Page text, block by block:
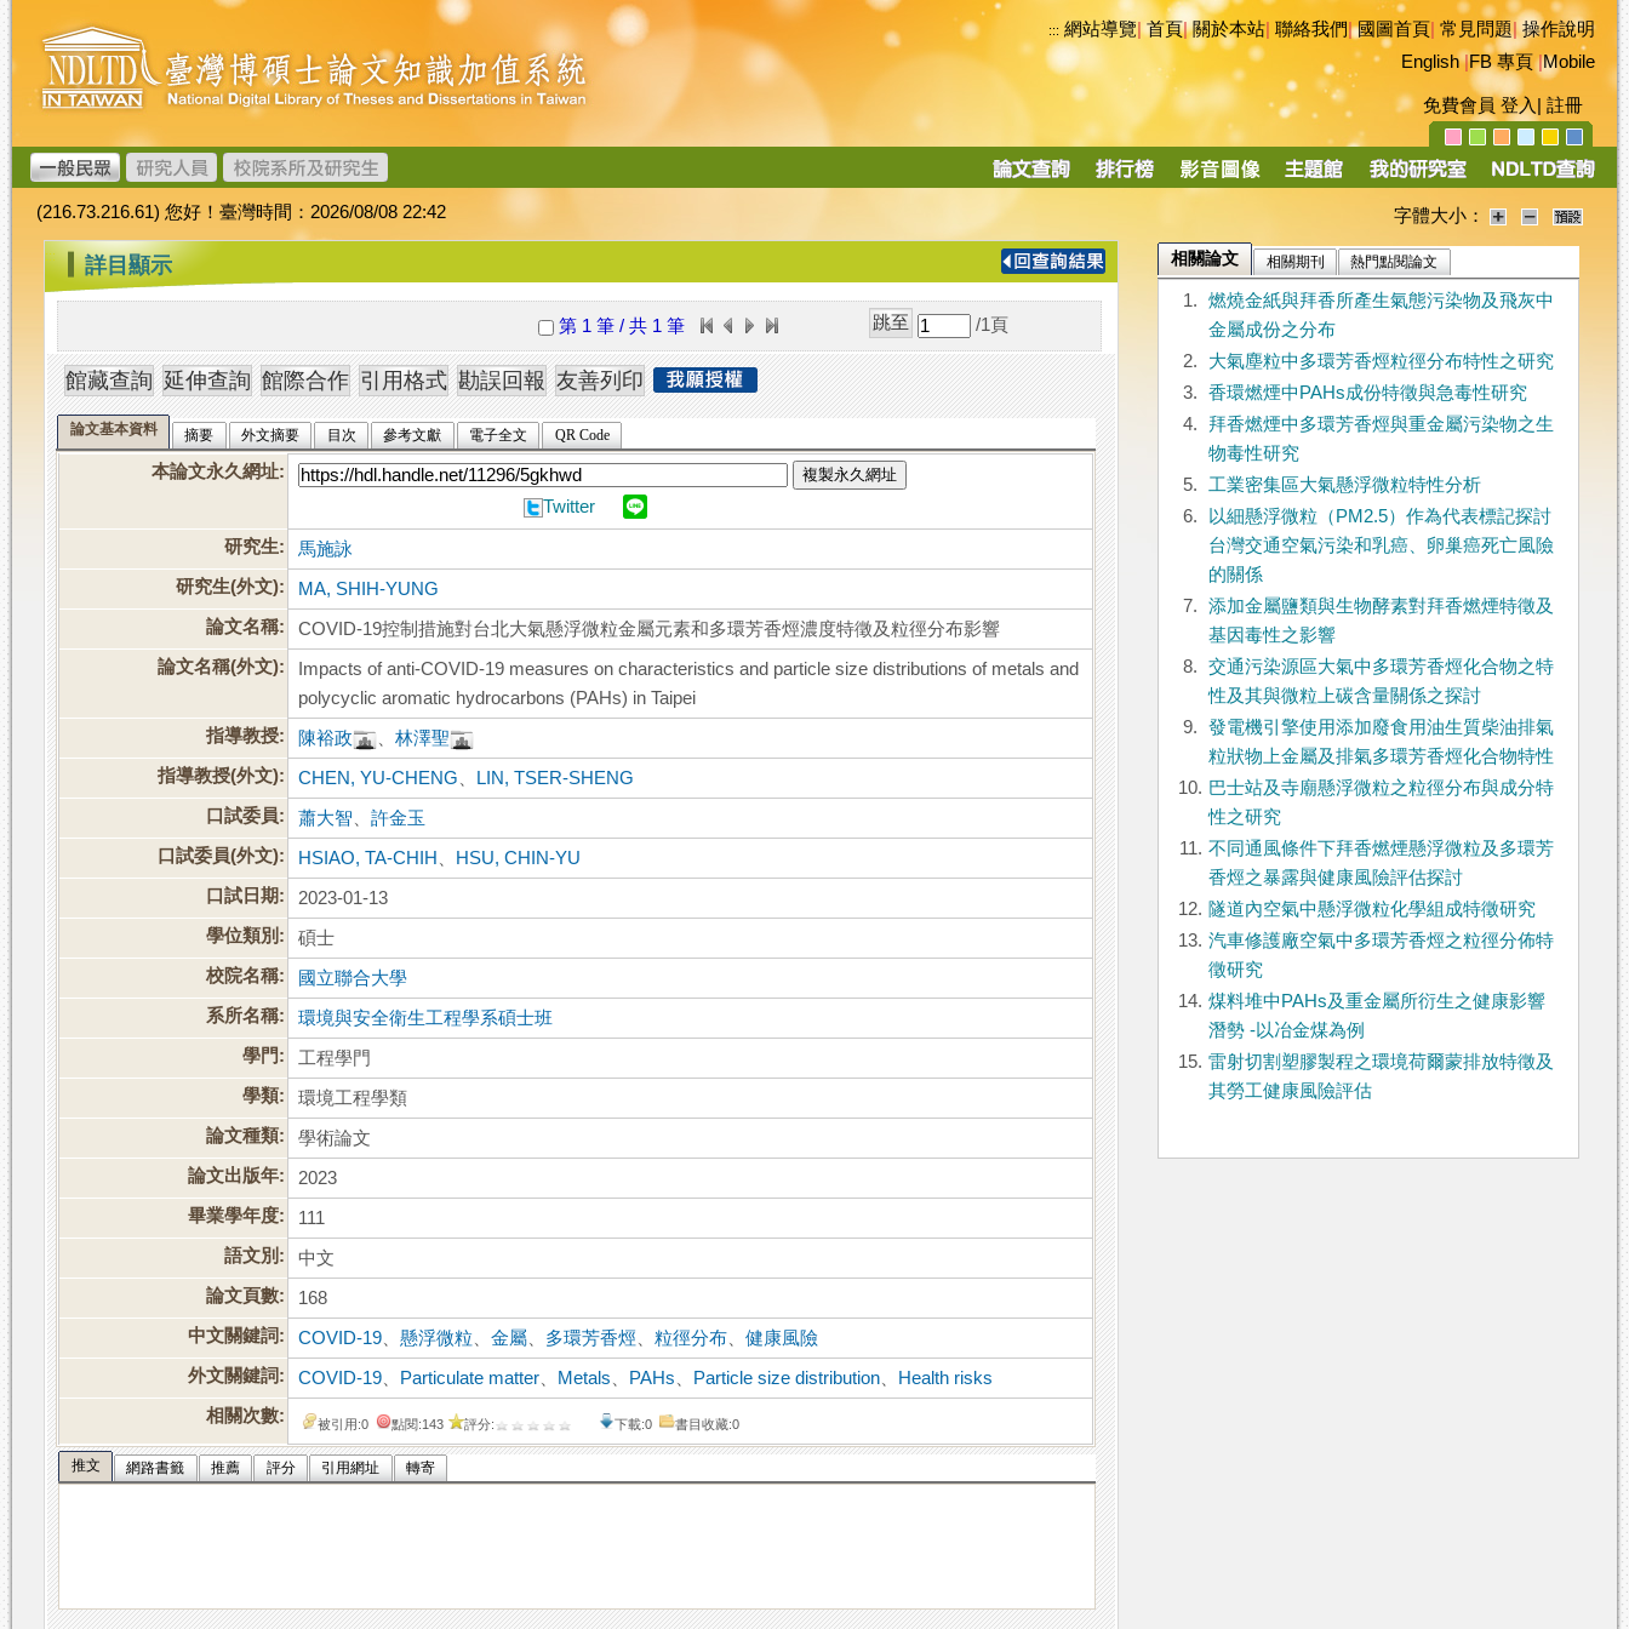
跳
到
主
要
內
容
臺
灣
博
碩
士
論
文
加
值
系
統
::: 網站導覽|首頁|關於本站 聯絡我們|國圖首頁 常見問題|操作說明
English|FB 專頁|Mobile
免費會員 登入 註冊
導
(216.73.216.61) 您好！臺灣時間：2026/08/08 22:42 字體大小：
::: 詳目顯示
第 1 筆 / 共 1 筆 /1 頁
論文基本資料 摘要 外文摘要 目次 參考文獻 電子全文 QR Code
本論文永久網址: 複製永久網址
Twitter
研究生:
馬施詠
研究生(外文):
MA, SHIH-YUNG
論文名稱:
COVID-19控制措施對台北大氣懸浮微粒金屬元素和多環芳香烴濃度特徵及粒徑分布影響
論文名稱(外文):
Impacts of anti-COVID-19 measures on characteristics and particle size distributions of metals and
polycyclic aromatic hydrocarbons (PAHs) in Taipei
指導教授:
陳裕政 、林澤聖
指導教授(外文):
CHEN, YU-CHENG
LIN, TSER-SHENG
口試委員:
蕭大智 、許金玉
口試委員(外文):
HSIAO, TA-CHIH
HSU, CHIN-YU
口試日期:
2023-01-13
學位類別:
碩士
校院名稱:
國立聯合大學
系所名稱:
環境與安全衛生工程學系碩士班
學門:
工程學門
學類:
環境工程學類
論文種類:
學術論文
論文出版年:
2023
畢業學年度:
111
語文別:
中文
論文頁數:
168
中文關鍵詞:
COVID-19 、懸浮微粒 、金屬 多環芳香烴 、粒徑分布 、健康風險
外文關鍵詞:
COVID-19 Particulate matter Metals PAHs Particle size distribution
Health risks
相關次數:
被引用:0 點閱:143 評分: 下載:0 書目收藏:0
推文 網路書籤 推薦 評分 引用網址 轉寄
相關論文 相關期刊 熱門點閱論文
1.
燃燒金紙與拜香所產生氣態污染物及飛灰中
金屬成份之分布
2.
大氣塵粒中多環芳香烴粒徑分布特性之研究
3.
香環燃煙中PAHs成份特徵與急毒性研究
4.
拜香燃煙中多環芳香烴與重金屬污染物之生
物毒性研究
5.
工業密集區大氣懸浮微粒特性分析
6.
以細懸浮微粒（PM2.5）作為代表標記探討
台灣交通空氣污染和乳癌、卵巢癌死亡風險
的關係
7.
添加金屬鹽類與生物酵素對拜香燃煙特徵及
基因毒性之影響
8.
交通污染源區大氣中多環芳香烴化合物之特
性及其與微粒上碳含量關係之探討
9.
發電機引擎使用添加廢食用油生質柴油排氣
粒狀物上金屬及排氣多環芳香烴化合物特性
10. 巴士站及寺廟懸浮微粒之粒徑分布與成分特
性之研究
11. 不同通風條件下拜香燃煙懸浮微粒及多環芳
香烴之暴露與健康風險評估探討
12. 隧道內空氣中懸浮微粒化學組成特徵研究
13. 汽車修護廠空氣中多環芳香烴之粒徑分佈特
徵研究
14. 煤料堆中PAHs及重金屬所衍生之健康影響
潛勢 -以冶金煤為例
15. 雷射切割塑膠製程之環境荷爾蒙排放特徵及
其勞工健康風險評估